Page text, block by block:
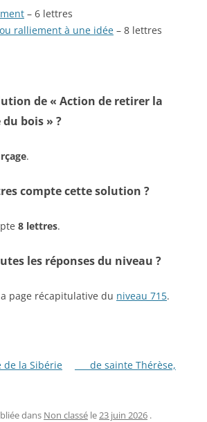
– 6 lettres
ralliement à une idée – 8 lettres
de « Action de retirer la
bois » ?
.
compte cette solution ?
8 lettres.
les réponses du niveau ?
page récapitulative du niveau 715.
de la Sibérie
___ de sainte Thérèse,
dans Non classé le23 juin 2026 .